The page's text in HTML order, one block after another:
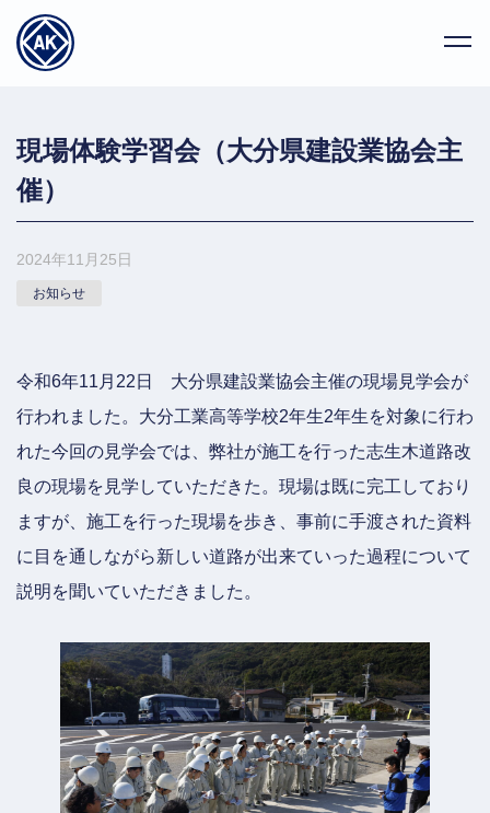
現場体験学習会（大分県建設業協会主
催）
2024年11月25日
お知らせ
令和6年11月22日 大分県建設業協会主催の現場見学会が
行われました。大分工業高等学校2年生2年生を対象に行わ
れた今回の見学会では、弊社が施工を行った志生木道路改
良の現場を見学していただきた。現場は既に完工しており
ますが、施工を行った現場を歩き、事前に手渡された資料
に目を通しながら新しい道路が出来ていった過程について
説明を聞いていただきました。